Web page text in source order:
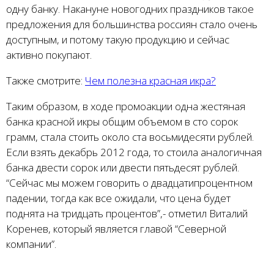
одну банку. Накануне новогодних праздников такое
предложения для большинства россиян стало очень
доступным, и потому такую продукцию и сейчас
активно покупают.
Также смотрите: Чем полезна красная икра?
Таким образом, в ходе промоакции одна жестяная
банка красной икры общим объемом в сто сорок
грамм, стала стоить около ста восьмидесяти рублей.
Если взять декабрь 2012 года, то стоила аналогичная
банка двести сорок или двести пятьдесят рублей.
“Сейчас мы можем говорить о двадцатипроцентном
падении, тогда как все ожидали, что цена будет
поднята на тридцать процентов”,- отметил Виталий
Коренев, который является главой “Северной
компании”.